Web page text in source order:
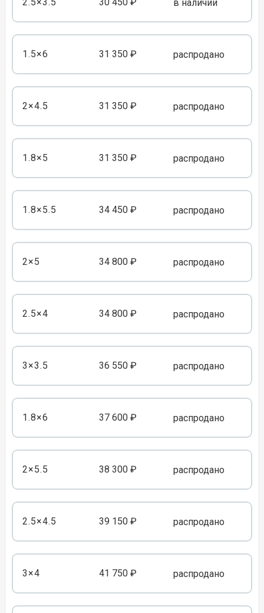
в наличии
1.5×6 31 350 ₽ распродано
2×4.5 31 350 ₽ распродано
1.8×5 31 350 ₽ распродано
1.8×5.5 34 450 ₽ распродано
2×5 34 800 ₽ распродано
2.5×4 34 800 ₽ распродано
3×3.5 36 550 ₽ распродано
1.8×6 37 600 ₽ распродано
2×5.5 38 300 ₽ распродано
2.5×4.5 39 150 ₽ распродано
3×4 41 750 ₽ распродано